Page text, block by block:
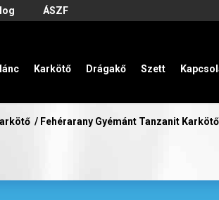
ÁSZF
Karkötő Drágakő Szett
/ Fehérarany Gyémánt Tanzanit Karkötő